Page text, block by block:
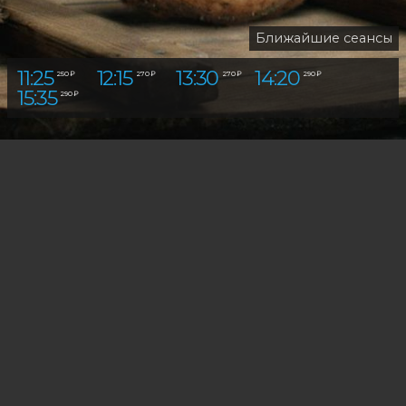
Ближайшие сеансы
11:25 250 ₽ 12:15 270 ₽ 13:30 270 ₽ 14:20 290 ₽
15:35 290 ₽